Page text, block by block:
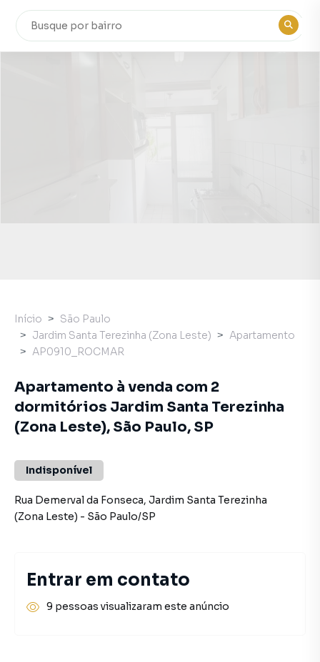
Início
São Paulo
Jardim Santa Terezinha (Zona Leste)
Apartamento
AP0910_ROCMAR
Apartamento à venda com 2
dormitórios Jardim Santa Terezinha
(Zona Leste), São Paulo, SP
Indisponível
Rua Demerval da Fonseca, Jardim Santa Terezinha
(Zona Leste) - São Paulo/SP
Entrar em contato
9 pessoas visualizaram este anúncio